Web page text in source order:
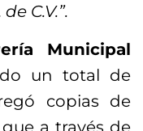
C.V.”.
Municipal
un total de
copias de
a través de